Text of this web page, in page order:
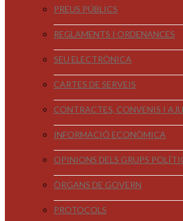
PREUS PÚBLICS
REGLAMENTS I ORDENANCES
SEU ELECTRÒNICA
CARTES DE SERVEIS
CONTRACTES, CONVENIS I
INFORMACIÓ ECONÒMICA
OPINIONS DELS GRUPS
ÒRGANS DE GOVERN
PROTOCOLS